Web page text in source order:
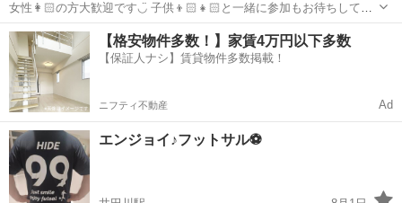
女性👩🏻の方大歓迎です◡̈ 子供👦🏻👧🏻と一緒に参加もお待ちしてま
す！！ ◎フットサルしたことないけどやってみたい🙋‍♀️ ◎久しぶりに
ボール蹴れるから体力とか不安だし、 個サルに参加するのには勇気い
るな〜🤔 ◎三重...
三重 鈴鹿市 千代崎駅 フットサル 特別支援学校
【格安物件多数！】家賃4万円以下多数
【保証人ナシ】賃貸物件多数掲載！
ニフティ不動産 Ad
エンジョイ♪フットサル⚽️